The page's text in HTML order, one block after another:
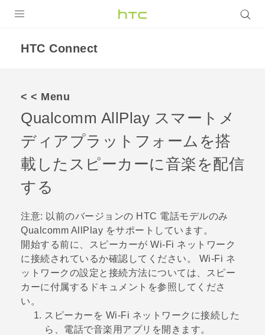
VIVERSE
アプリ
サポート
Login
HTC Connect
< < Menu
Qualcomm AllPlay スマートメ
ディアプラットフォームを搭
載したスピーカーに音楽を配信
する
注意: 以前のバージョンの HTC 電話モデルのみ
Qualcomm AllPlay をサポートしています。
開始する前に、スピーカーが Wi‍-Fi ネットワーク
に接続されているか確認してください。 Wi‍-Fi ネ
ットワークの設定と接続方法については、スピー
カーに付属するドキュメントを参照してくださ
い。
スピーカーを Wi‍-Fi ネットワークに接続した
ら、電話で音楽用アプリを開きます。